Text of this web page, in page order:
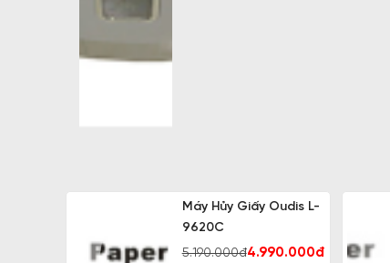
Máy Hủy Giấy Oudis L-
9620C
5.190.000đ4.990.000đ